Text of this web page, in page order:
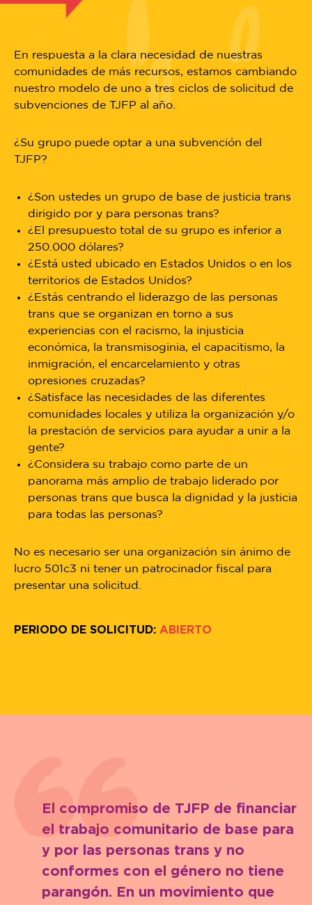
En respuesta a la clara necesidad de nuestras
comunidades de más recursos, estamos cambiando
nuestro modelo de uno a tres ciclos de solicitud de
subvenciones de TJFP al año.
¿Su grupo puede optar a una subvención del
TJFP?
¿Son ustedes un grupo de base de justicia trans
dirigido por y para personas trans?
¿El presupuesto total de su grupo es inferior a
250.000 dólares?
¿Está usted ubicado en Estados Unidos o en los
territorios de Estados Unidos?
¿Estás centrando el liderazgo de las personas
trans que se organizan en torno a sus
experiencias con el racismo, la injusticia
económica, la transmisoginia, el capacitismo, la
inmigración, el encarcelamiento y otras
opresiones cruzadas?
¿Satisface las necesidades de las diferentes
comunidades locales y utiliza la organización y/o
la prestación de servicios para ayudar a unir a la
gente?
¿Considera su trabajo como parte de un
panorama más amplio de trabajo liderado por
personas trans que busca la dignidad y la justicia
para todas las personas?
No es necesario ser una organización sin ánimo de
lucro 501c3 ni tener un patrocinador fiscal para
presentar una solicitud.
PERIODO DE SOLICITUD: ABIERTO
El compromiso de TJFP de financiar
el trabajo comunitario de base para
y por las personas trans y no
conformes con el género no tiene
parangón. En un movimiento que